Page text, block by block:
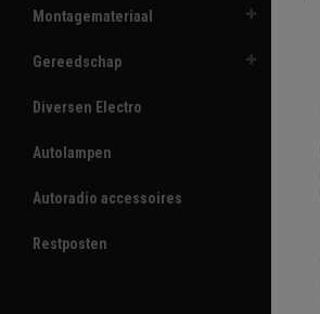
Montagemateriaal
Gereedschap
Diversen Electro
Autolampen
Autoradio accessoires
Restposten